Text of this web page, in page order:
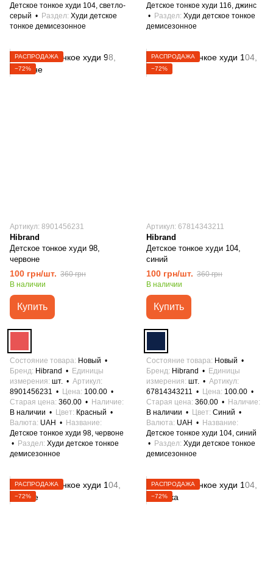
Детское тонкое худи 104, светло-
серый
Раздел Худи детское
тонкое демисезонное
Детское тонкое худи 116, джинс
Раздел Худи детское тонкое
демисезонное
РАСПРОДАЖА
−72%
Артикул: 8901456231
Hibrand
Детское тонкое худи 98,
червоне
100 грн/шт. 360 грн
В наличии
Купить
Состояние товара Новый
Бренд Hibrand
Единицы
измерения шт.
Артикул
8901456231
Цена 100.00
Старая цена 360.00
Наличие
В наличии
Цвет Красный
Валюта UAH
Название
Детское тонкое худи 98, червоне
Раздел Худи детское тонкое
демисезонное
РАСПРОДАЖА
−72%
Артикул: 67814343211
Hibrand
Детское тонкое худи 104,
синий
100 грн/шт. 360 грн
В наличии
Купить
Состояние товара Новый
Бренд Hibrand
Единицы
измерения шт.
Артикул
67814343211
Цена 100.00
Старая цена 360.00
Наличие
В наличии
Цвет Синий
Валюта UAH
Название
Детское тонкое худи 104, синий
Раздел Худи детское тонкое
демисезонное
РАСПРОДАЖА
−72%
РАСПРОДАЖА
−72%